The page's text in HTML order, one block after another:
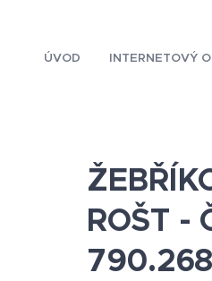
ÚVOD INTERNETOVÝ
ROŠT -